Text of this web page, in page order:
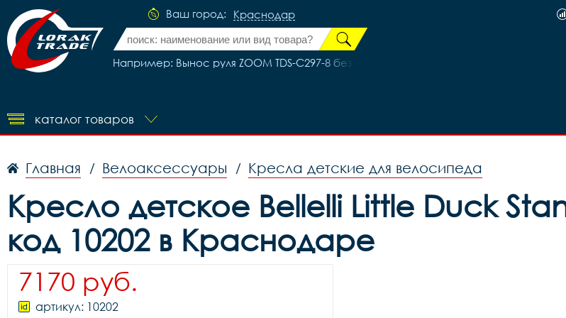
Ваш город: Краснодар
Например: Вынос руля ZOOM TDS-C297-8 без резьбовая вилка 1 1/8 регул
каталог товаров
Главная / Велоаксессуары / Кресла детские для велосипеда
Кресло детское Bellelli Little Duck
код 10202 в Краснодаре
7170 руб.
артикул: 10202